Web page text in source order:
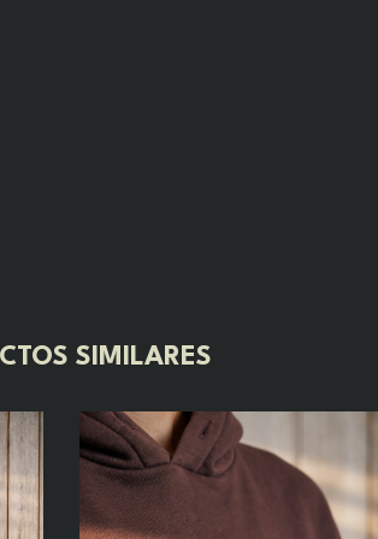
SIMILARES